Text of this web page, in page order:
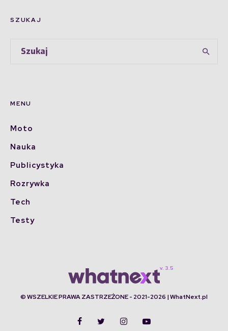
SZUKAJ
MENU
Moto
Nauka
Publicystyka
Rozrywka
Tech
Testy
© WSZELKIE PRAWA ZASTRZEŻONE - 2021-2026 | WhatNext.pl